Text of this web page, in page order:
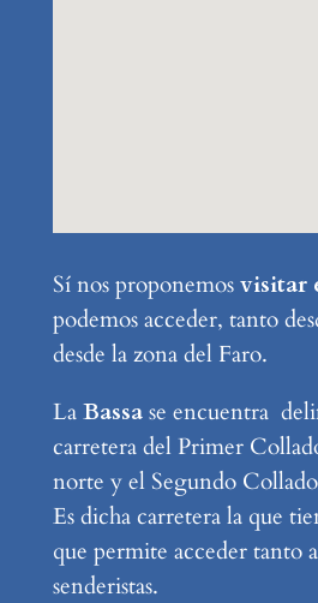
Sí nos proponemosvisitar
podemos acceder, tanto
desde la zona del Faro.
LaBassase encuentra
carretera del Primer
norte y el Segundo
Es dicha carretera la que
que permite acceder tanto
senderistas.